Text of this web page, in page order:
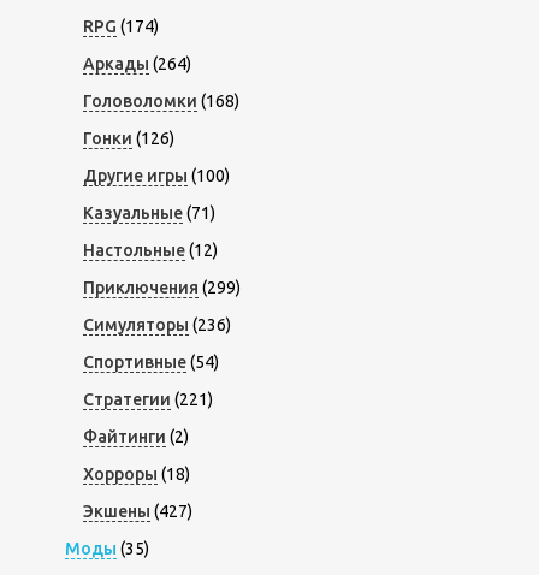
RPG (174)
Аркады (264)
Головоломки (168)
Гонки (126)
Другие игры (100)
Казуальные(71)
Настольные(12)
Приключения (299)
Симуляторы (236)
Спортивные(54)
Стратегии (221)
Файтинги (2)
Хорроры (18)
Экшены (427)
Моды (35)